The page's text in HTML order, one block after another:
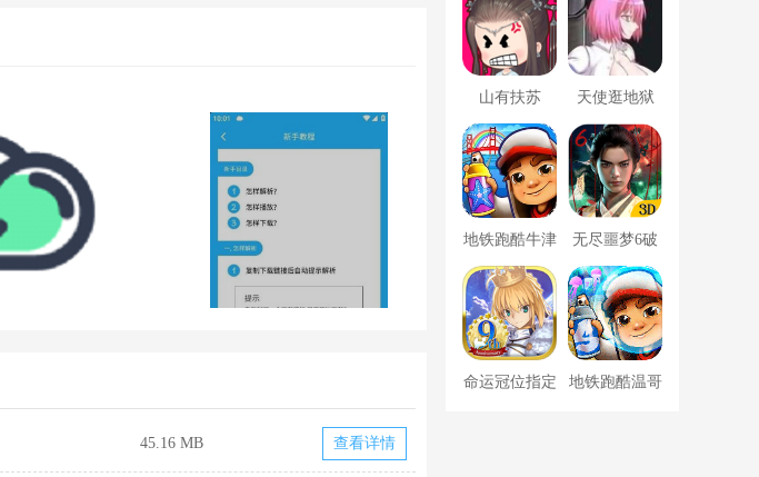
45.16 MB 查看详情
山有扶苏 天使逛地狱
地铁跑酷牛津
版内置菜单
无尽噩梦6破
解版内置菜单
MOD修改器
命运冠位指定 地铁跑酷温哥